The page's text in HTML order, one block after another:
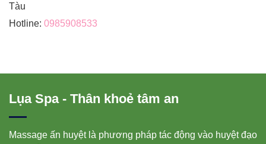
Tàu
Hotline: 0985908533
Lụa Spa - Thân khoẻ tâm an
Massage ấn huyệt là phương pháp tác động vào huyệt đạo